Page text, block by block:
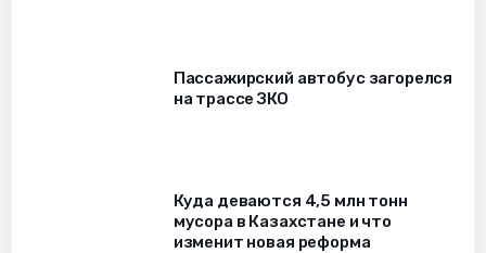
Пассажирский автобус загорелся
на трассе ЗКО
Куда деваются 4,5 млн тонн
мусора в Казахстане и что
изменит новая реформа